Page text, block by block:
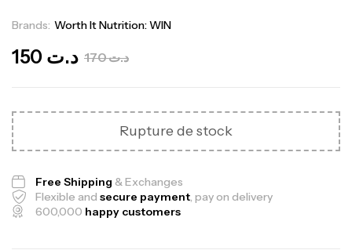
Brands: Worth It Nutrition: WIN
د.ت170 د.ت
Rupture de stock
Free Shipping & Exchanges
Flexible and secure payment, pay on delivery
600,000 happy customers